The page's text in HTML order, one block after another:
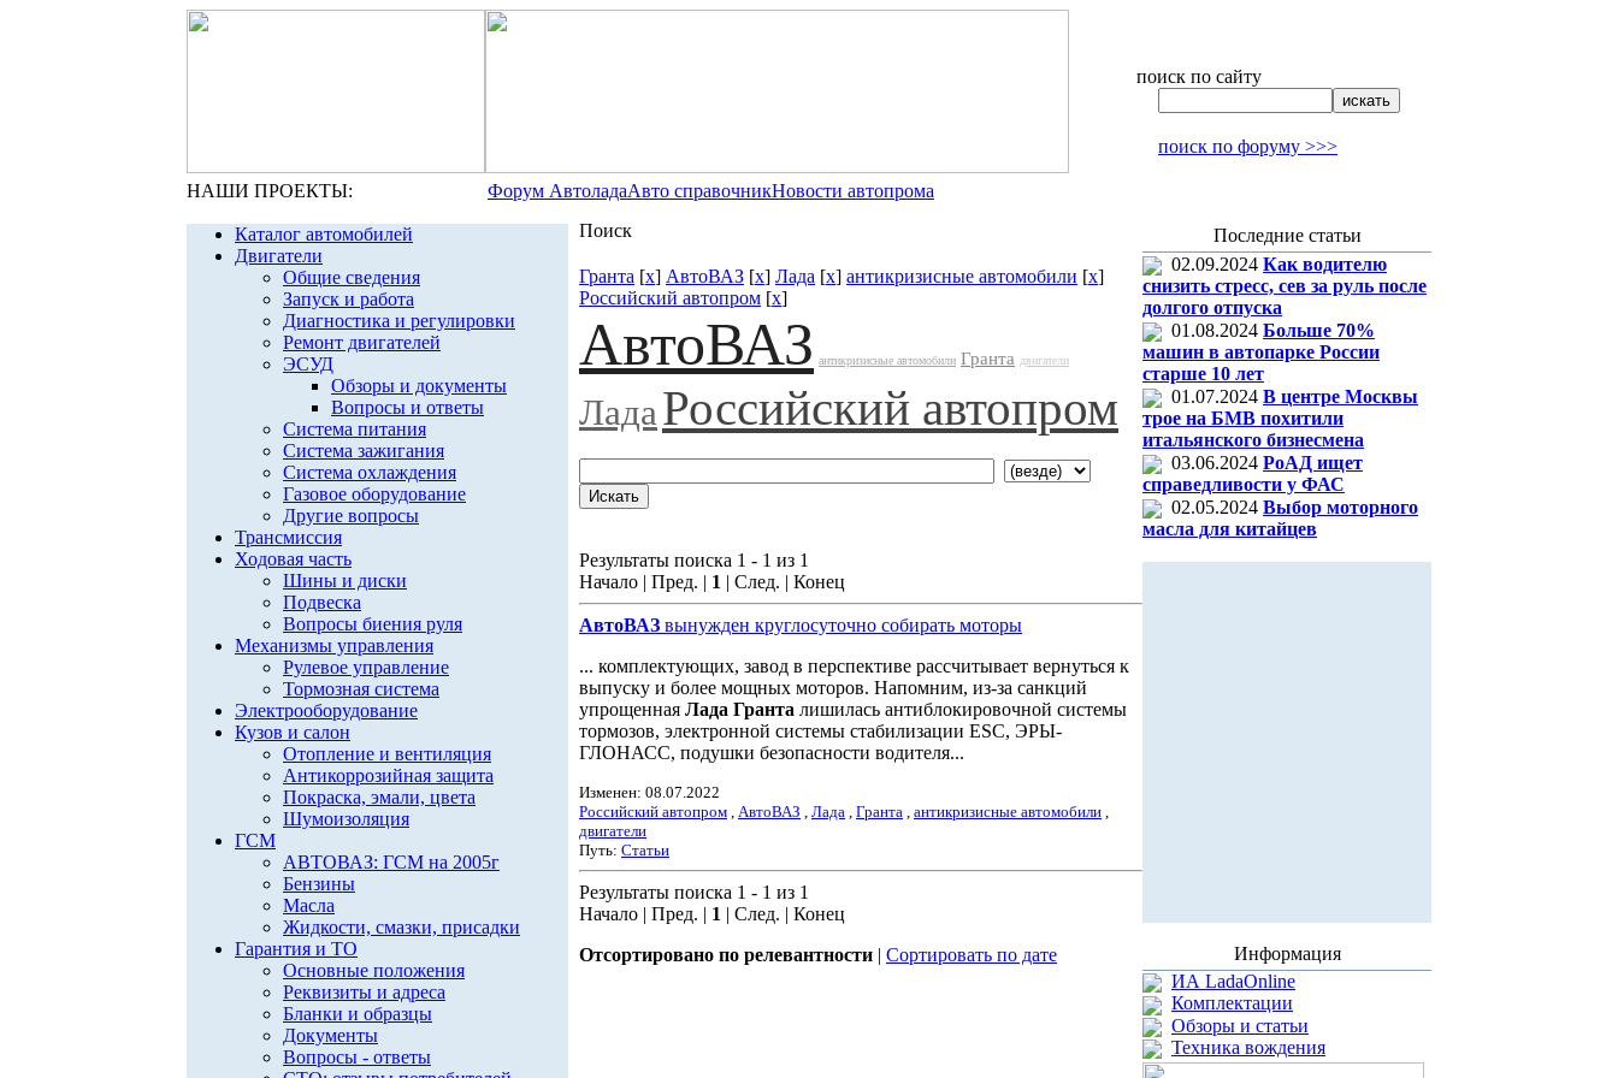
поиск по сайту
поиск по форуму >>>
НАШИ ПРОЕКТЫ: Форум АвтоладаАвто справочникНовости автопрома
Каталог автомобилей
Двигатели
Общие сведения
Запуск и работа
Диагностика и регулировки
Ремонт двигателей
ЭСУД
Обзоры и документы
Вопросы и ответы
Система питания
Система зажигания
Система охлаждения
Газовое оборудование
Другие вопросы
Трансмиссия
Ходовая часть
Шины и диски
Подвеска
Вопросы биения руля
Механизмы управления
Рулевое управление
Тормозная система
Электрооборудование
Кузов и салон
Отопление и вентиляция
Антикоррозийная защита
Покраска, эмали, цвета
Шумоизоляция
ГСМ
АВТОВАЗ: ГСМ на 2005г
Бензины
Масла
Жидкости, смазки, присадки
Гарантия и ТО
Основные положения
Реквизиты и адреса
Бланки и образцы
Документы
Вопросы - ответы
Поиск
Гранта [x] АвтоВАЗ [x] Лада [x] антикризисные автомобили [x]
Российский автопром [x]
АвтоВАЗ антикризисные автомобили Гранта двигатели
ЛадаРоссийский автопром
Результаты поиска 1 - 1 из 1
Начало | Пред. | 1 | След. | Конец
АвтоВАЗ вынужден круглосуточно собирать моторы
... комплектующих, завод в перспективе рассчитывает вернуться к
выпуску и более мощных моторов. Напомним, из-за санкций
упрощенная Лада Гранта лишилась антиблокировочной системы
тормозов, электронной системы стабилизации ESC, ЭРЫ-
ГЛОНАСС, подушки безопасности водителя...
Изменен: 08.07.2022
Российский автопром , АвтоВАЗ , Лада , Гранта , антикризисные автомобили ,
двигатели
Путь: Статьи
Результаты поиска 1 - 1 из 1
Начало | Пред. | 1 | След. | Конец
Отсортировано по релевантности | Сортировать по дате
Последние статьи
02.09.2024 Как водителю
снизить стресс, сев за руль после
долгого отпуска
01.08.2024 Больше 70%
машин в автопарке России
старше 10 лет
01.07.2024 В центре Москвы
трое на БМВ похитили
итальянского бизнесмена
03.06.2024 РоАД ищет
справедливости у ФАС
02.05.2024 Выбор моторного
масла для китайцев
Информация
ИА LadaOnline
Комплектации
Обзоры и статьи
Техника вождения